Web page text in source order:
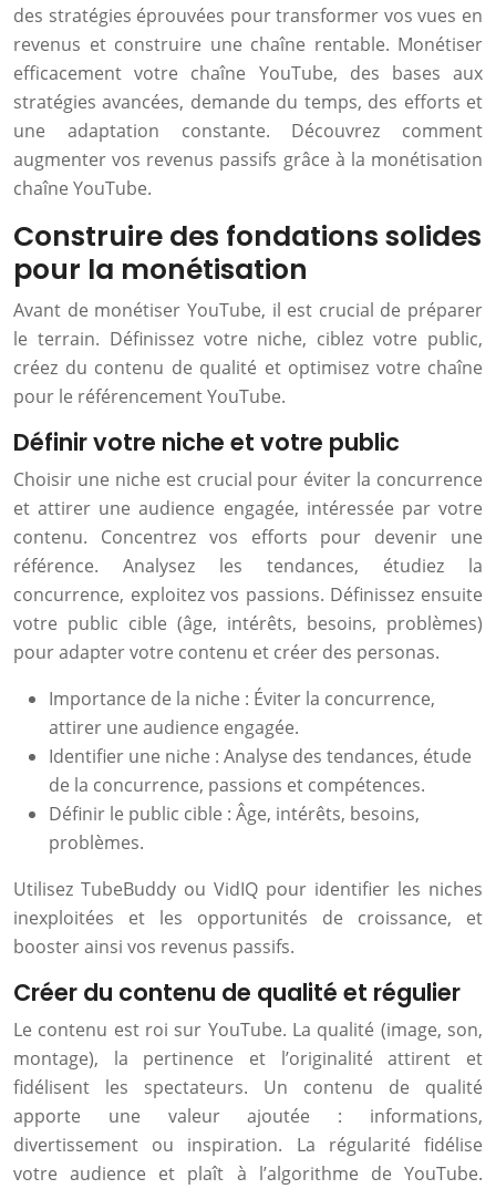
des stratégies éprouvées pour transformer vos vues en
revenus et construire une chaîne rentable. Monétiser
efficacement votre chaîne YouTube, des bases aux
stratégies avancées, demande du temps, des efforts et
une adaptation constante. Découvrez comment
augmenter vos revenus passifs grâce à la monétisation
chaîne YouTube.
Construire des fondations solides
pour la monétisation
Avant de monétiser YouTube, il est crucial de préparer
le terrain. Définissez votre niche, ciblez votre public,
créez du contenu de qualité et optimisez votre chaîne
pour le référencement YouTube.
Définir votre niche et votre public
Choisir une niche est crucial pour éviter la concurrence
et attirer une audience engagée, intéressée par votre
contenu. Concentrez vos efforts pour devenir une
référence. Analysez les tendances, étudiez la
concurrence, exploitez vos passions. Définissez ensuite
votre public cible (âge, intérêts, besoins, problèmes)
pour adapter votre contenu et créer des personas.
Importance de la niche : Éviter la concurrence,
attirer une audience engagée.
Identifier une niche : Analyse des tendances, étude
de la concurrence, passions et compétences.
Définir le public cible : Âge, intérêts, besoins,
problèmes.
Utilisez TubeBuddy ou VidIQ pour identifier les niches
inexploitées et les opportunités de croissance, et
booster ainsi vos revenus passifs.
Créer du contenu de qualité et régulier
Le contenu est roi sur YouTube. La qualité (image, son,
montage), la pertinence et l’originalité attirent et
fidélisent les spectateurs. Un contenu de qualité
apporte une valeur ajoutée : informations,
divertissement ou inspiration. La régularité fidélise
votre audience et plaît à l’algorithme de YouTube.